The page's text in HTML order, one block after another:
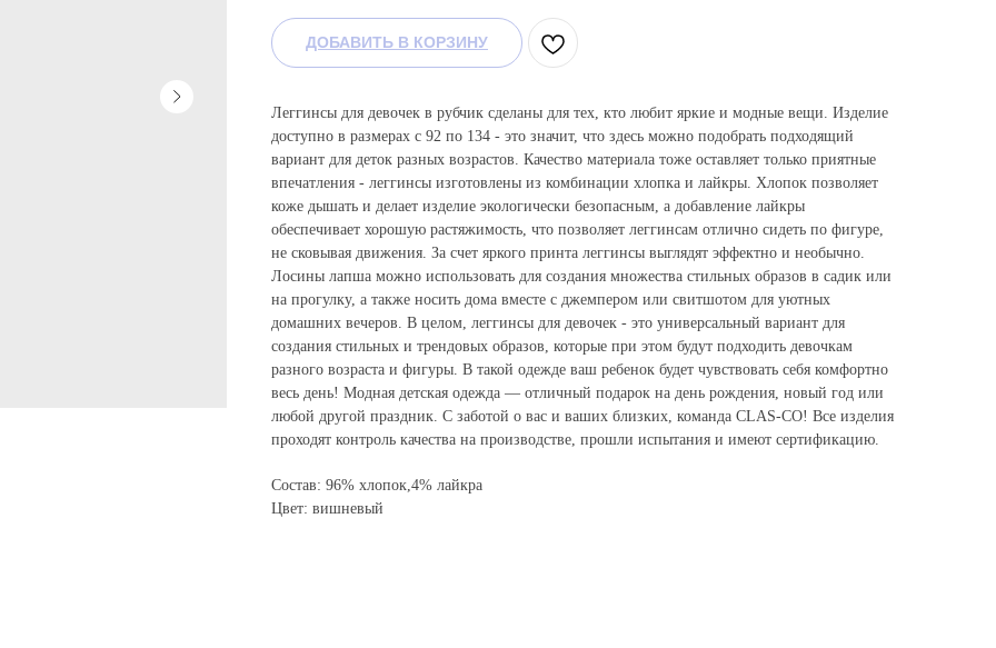
ДОБАВИТЬ В КОРЗИНУ
Леггинсы для девочек в рубчик сделаны для тех, кто любит яркие и модные вещи. Изделие
доступно в размерах с 92 по 134 - это значит, что здесь можно подобрать подходящий
вариант для деток разных возрастов. Качество материала тоже оставляет только приятные
впечатления - леггинсы изготовлены из комбинации хлопка и лайкры. Хлопок позволяет
коже дышать и делает изделие экологически безопасным, а добавление лайкры
обеспечивает хорошую растяжимость, что позволяет леггинсам отлично сидеть по фигуре,
не сковывая движения. За счет яркого принта леггинсы выглядят эффектно и необычно.
Лосины лапша можно использовать для создания множества стильных образов в садик или
на прогулку, а также носить дома вместе с джемпером или свитшотом для уютных
домашних вечеров. В целом, леггинсы для девочек - это универсальный вариант для
создания стильных и трендовых образов, которые при этом будут подходить девочкам
разного возраста и фигуры. В такой одежде ваш ребенок будет чувствовать себя комфортно
весь день! Модная детская одежда — отличный подарок на день рождения, новый год или
любой другой праздник. С заботой о вас и ваших близких, команда CLAS-CO! Все изделия
проходят контроль качества на производстве, прошли испытания и имеют сертификацию.
Состав: 96% хлопок,4% лайкра
Цвет: вишневый